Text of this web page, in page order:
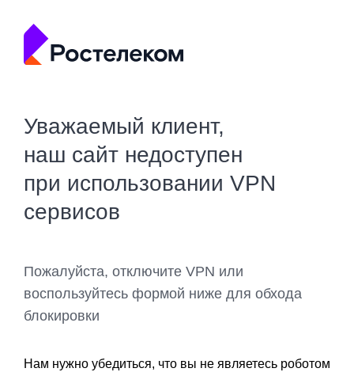
Уважаемый клиент,
наш сайт недоступен
при использовании VPN
сервисов
Пожалуйста, отключите VPN или
воспользуйтесь формой ниже для обхода
блокировки
Нам нужно убедиться, что вы не являетесь роботом